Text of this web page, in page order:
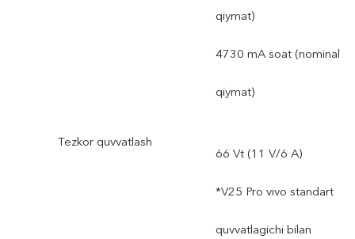
tufayli amaldagi mavjud
ROM 256 GB dan kam.
qiymat)
4730 mA soat (nominal
qiymat)
Tezkor quvvatlash
66 Vt (11 V/6 A)
*V25 Pro vivo standart
quvvatlagichi bilan